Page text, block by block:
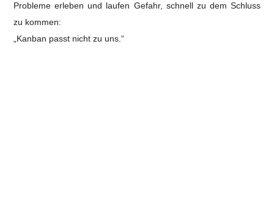
Probleme erleben und laufen Gefahr, schnell zu dem Schluss
zu kommen:
„Kanban passt nicht zu uns.“